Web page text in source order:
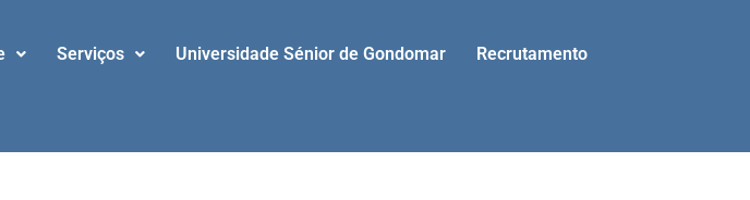
Serviços Universidade Sénior de Gondomar Recrutamento